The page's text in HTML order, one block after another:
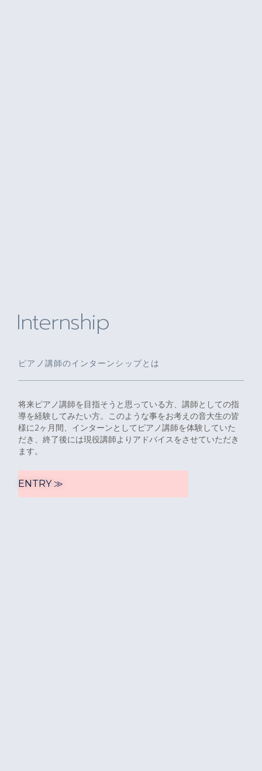
Internship
ピアノ講師のインターンシップとは
将来ピアノ講師を目指そうと思っている方、講師としての指
導を経験してみたい方。このような事をお考えの音大生の皆
様に2ヶ月間、インターンとしてピアノ講師を体験していた
だき、終了後には現役講師よりアドバイスをさせていただき
ます。
ENTRY ≫